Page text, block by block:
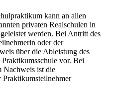
kann an allen
privaten Realschulen in
werden. Bei Antritt des
oder der
über die Ableistung des
vor. Bei
Nachweis ist die
Praktikumsteilnehmer